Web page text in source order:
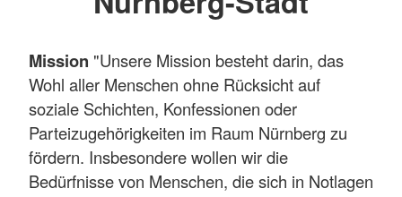
Mission "Unsere Mission besteht darin, das
Wohl aller Menschen ohne Rücksicht auf
soziale Schichten, Konfessionen oder
Parteizugehörigkeiten im Raum Nürnberg zu
fördern. Insbesondere wollen wir die
Bedürfnisse von Menschen, die sich in Notlagen